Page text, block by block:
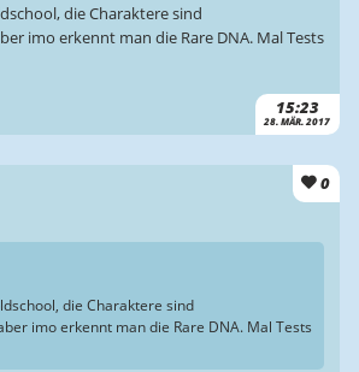
15:23
28. MÄR. 2017
die Charaktere sind
imo erkennt man die Rare DNA. Mal Tests
0
die Charaktere sind
imo erkennt man die Rare DNA. Mal Tests